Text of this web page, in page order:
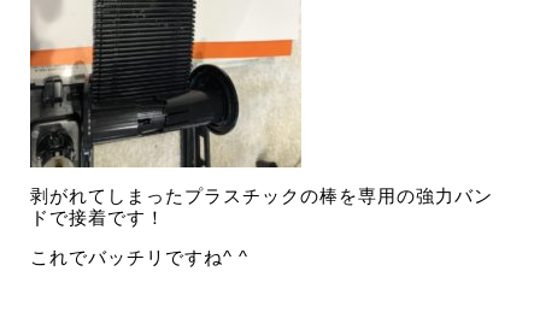
剥がれてしまったプラスチックの棒を専用の強力バン
ドで接着です！
これでバッチリですね^ ^